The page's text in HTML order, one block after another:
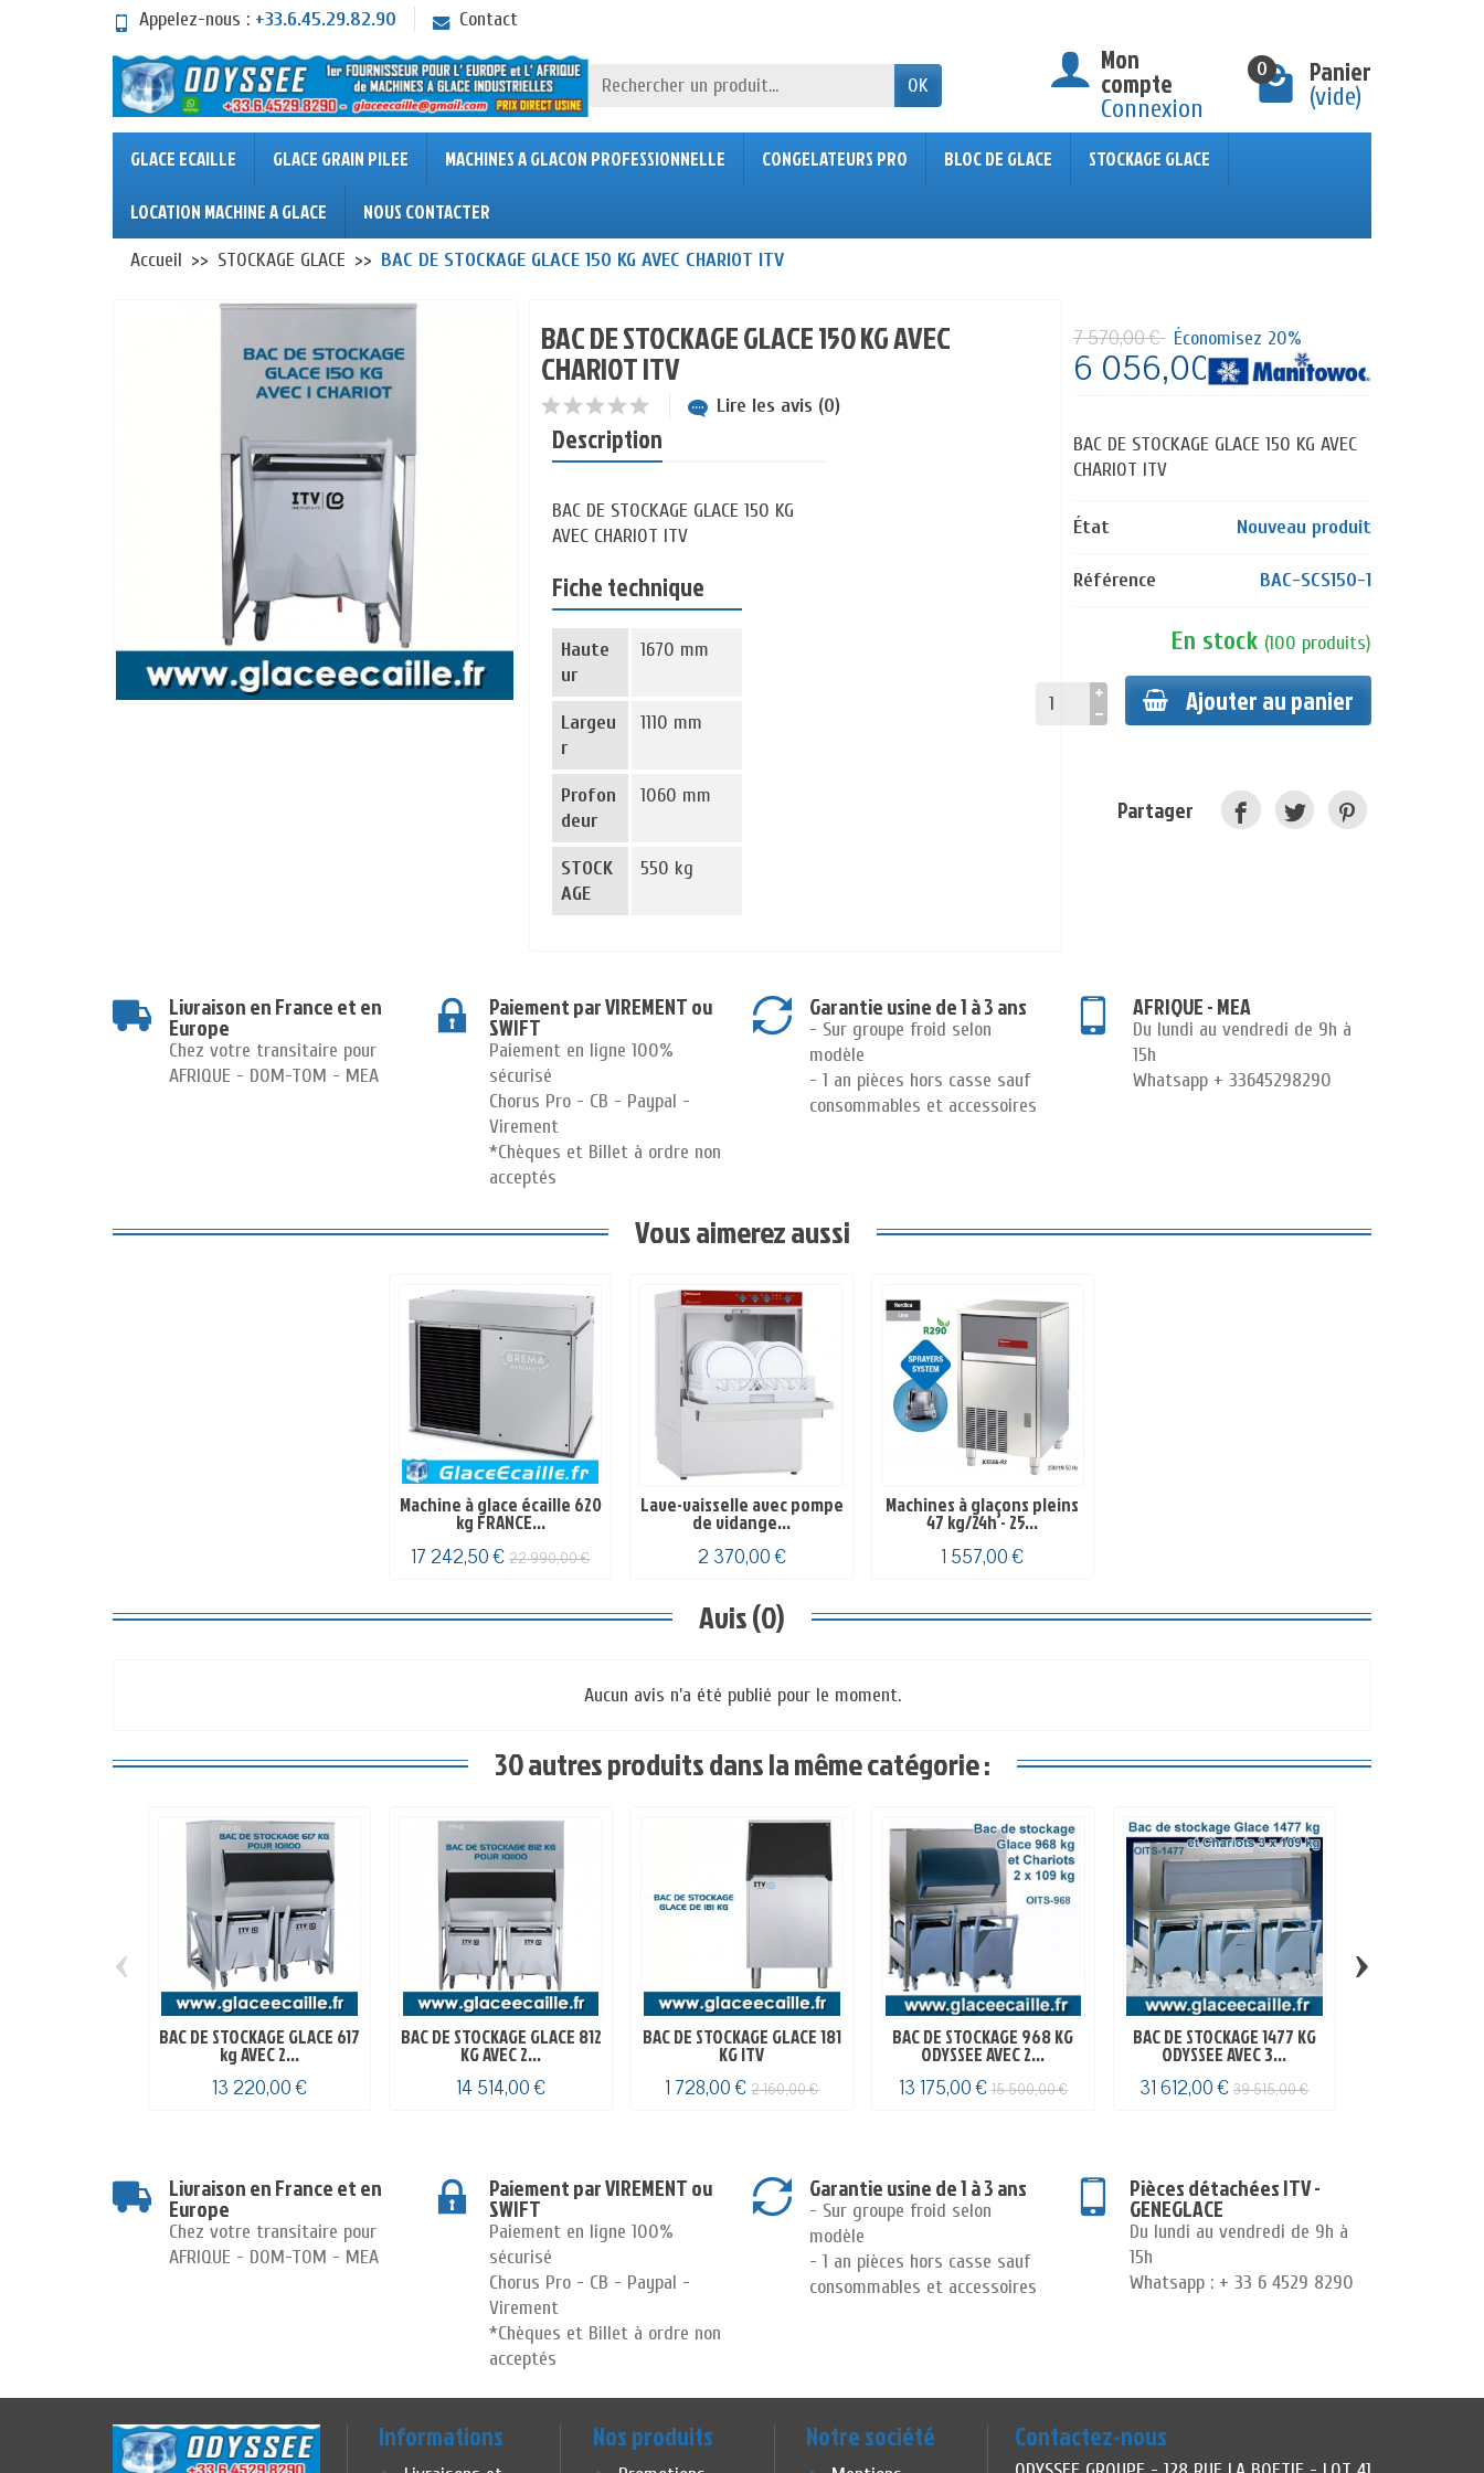
Appelez-nous : +33.6.45.29.82.90 Contact
OK
Mon
compte
Connexion
0 Panier
(vide)
GLACE ECAILLE GLACE GRAIN PILEE MACHINES A GLACON PROFESSIONNELLE CONGELATEURS PRO BLOC DE GLACE STOCKAGE GLACE
LOCATION MACHINE A GLACE NOUS CONTACTER
Accueil STOCKAGE GLACE BAC DE STOCKAGE GLACE 150 KG AVEC CHARIOT ITV
BAC DE STOCKAGE GLACE 150 KG AVEC
CHARIOT ITV
Lire les avis (0)
Description
BAC DE STOCKAGE GLACE 150 KG
AVEC CHARIOT ITV
Fiche technique
Haute
ur
1670 mm
Largeu
r
1110 mm
Profon
deur
1060 mm
STOCK
AGE
550 kg
7 570,00 € Économisez 20%
6 056,00 €HT
BAC DE STOCKAGE GLACE 150 KG AVEC
CHARIOT ITV
État Nouveau produit
Référence BAC-SCS150-1
En stock (100 produits)
Ajouter au panier
Partager
Livraison en France et en
Europe
Chez votre transitaire pour
AFRIQUE - DOM-TOM - MEA
Paiement par VIREMENT ou
SWIFT
Paiement en ligne 100%
sécurisé
Chorus Pro - CB - Paypal -
Virement
*Chèques et Billet à ordre non
acceptés
Garantie usine de 1 à 3 ans
- Sur groupe froid selon
modèle
- 1 an pièces hors casse sauf
consommables et accessoires
AFRIQUE - MEA
Du lundi au vendredi de 9h à
15h
Whatsapp + 33645298290
Vous aimerez aussi
Machine à glace écaille 620
kg FRANCE...
17 242,50 €22 990,00 €
Lave-vaisselle avec pompe
de vidange...
2 370,00 €
Machines à glaçons pleins
47 kg/24h - 25...
1 557,00 €
Avis (0)
Aucun avis n'a été publié pour le moment.
30 autres produits dans la même catégorie :
BAC DE STOCKAGE GLACE 617
kg AVEC 2...
13 220,00 €
BAC DE STOCKAGE GLACE 812
KG AVEC 2...
14 514,00 €
BAC DE STOCKAGE GLACE 181
KG ITV
1 728,00 €2 160,00 €
BAC DE STOCKAGE 968 KG
ODYSSEE AVEC 2...
13 175,00 € 15 500,00 €
BAC DE STOCKAGE 1477 KG
ODYSSEE AVEC 3...
31 612,00 €39 515,00 €
‹ ›
Livraison en France et en
Europe
Chez votre transitaire pour
AFRIQUE - DOM-TOM - MEA
Paiement par VIREMENT ou
SWIFT
Paiement en ligne 100%
sécurisé
Chorus Pro - CB - Paypal -
Virement
*Chèques et Billet à ordre non
acceptés
Garantie usine de 1 à 3 ans
- Sur groupe froid selon
modèle
- 1 an pièces hors casse sauf
consommables et accessoires
Pièces détachées ITV -
GENEGLACE
Du lundi au vendredi de 9h à
15h
Whatsapp : + 33 6 4529 8290
Informations Nos produits Notre société Contactez-nous